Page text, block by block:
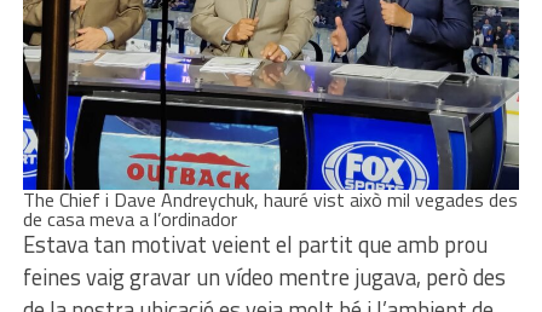
The Chief i Dave Andreychuk, hauré vist això mil vegades des
de casa meva a l’ordinador
Estava tan motivat veient el partit que amb prou
feines vaig gravar un vídeo mentre jugava, però des